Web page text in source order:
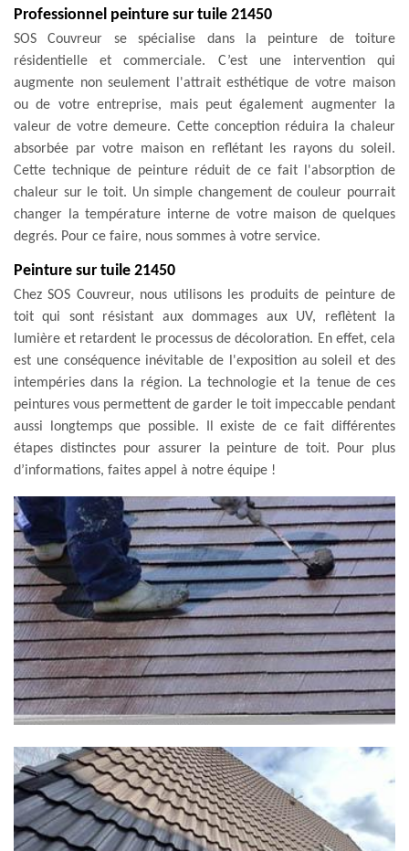
Professionnel peinture sur tuile 21450
SOS Couvreur se spécialise dans la peinture de toiture
résidentielle et commerciale. C’est une intervention qui
augmente non seulement l'attrait esthétique de votre maison
ou de votre entreprise, mais peut également augmenter la
valeur de votre demeure. Cette conception réduira la chaleur
absorbée par votre maison en reflétant les rayons du soleil.
Cette technique de peinture réduit de ce fait l'absorption de
chaleur sur le toit. Un simple changement de couleur pourrait
changer la température interne de votre maison de quelques
degrés. Pour ce faire, nous sommes à votre service.
Peinture sur tuile 21450
Chez SOS Couvreur, nous utilisons les produits de peinture de
toit qui sont résistant aux dommages aux UV, reflètent la
lumière et retardent le processus de décoloration. En effet, cela
est une conséquence inévitable de l'exposition au soleil et des
intempéries dans la région. La technologie et la tenue de ces
peintures vous permettent de garder le toit impeccable pendant
aussi longtemps que possible. Il existe de ce fait différentes
étapes distinctes pour assurer la peinture de toit. Pour plus
d’informations, faites appel à notre équipe !